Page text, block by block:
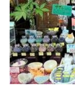
20ミリ 16,500円